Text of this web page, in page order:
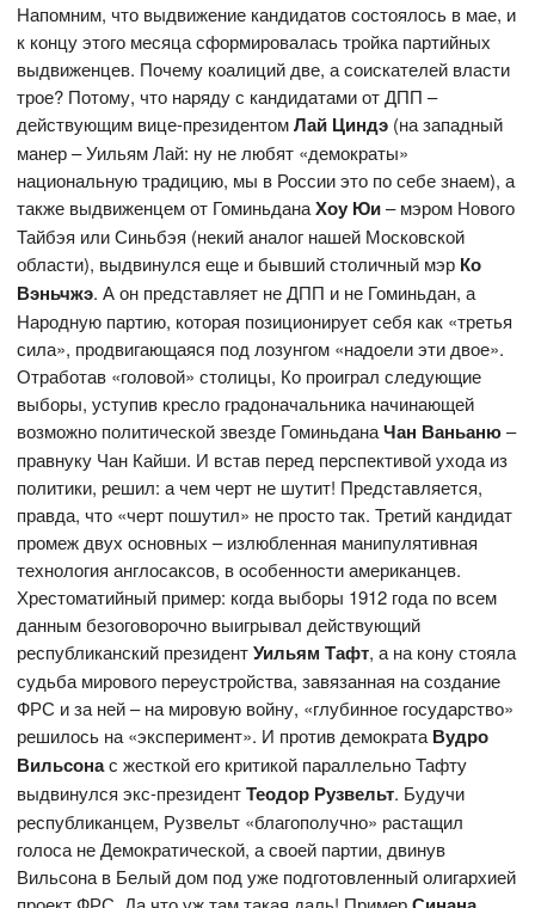
Напомним, что выдвижение кандидатов состоялось в мае, и
к концу этого месяца сформировалась тройка партийных
выдвиженцев. Почему коалиций две, а соискателей власти
трое? Потому, что наряду с кандидатами от ДПП –
действующим вице-президентомЛай Циндэ (на западный
манер – Уильям Лай: ну не любят «демократы»
национальную традицию, мы в России это по себе знаем), а
также выдвиженцем от ГоминьданаХоу Юи– мэром Нового
Тайбэя или Синьбэя (некий аналог нашей Московской
области), выдвинулся еще и бывший столичный мэр Ко
Вэньчжэ. А он представляет не ДПП и не Гоминьдан, а
Народную партию, которая позиционирует себя как «третья
сила», продвигающаяся под лозунгом «надоели эти двое».
Отработав «головой» столицы, Ко проиграл следующие
выборы, уступив кресло градоначальника начинающей
возможно политической звезде ГоминьданаЧан Ваньаню–
правнуку Чан Кайши. И встав перед перспективой ухода из
политики, решил: а чем черт не шутит! Представляется,
правда, что «черт пошутил» не просто так. Третий кандидат
промеж двух основных – излюбленная манипулятивная
технология англосаксов, в особенности американцев.
Хрестоматийный пример: когда выборы 1912 года по всем
данным безоговорочно выигрывал действующий
республиканский президентУильям Тафт, а на кону стояла
судьба мирового переустройства, завязанная на создание
ФРС и за ней – на мировую войну, «глубинное государство»
решилось на «эксперимент». И против демократаВудро
Вильсонас жесткой его критикой параллельно Тафту
выдвинулся экс-президентТеодор Рузвельт. Будучи
республиканцем, Рузвельт «благополучно» растащил
голоса не Демократической, а своей партии, двинув
Вильсона в Белый дом под уже подготовленный олигархией